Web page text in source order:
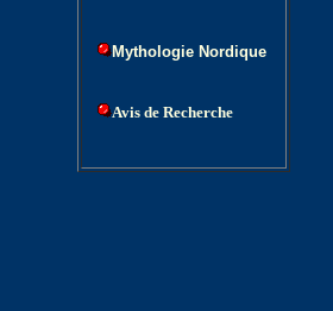
Mythologie Nordique
Avis de Recherche